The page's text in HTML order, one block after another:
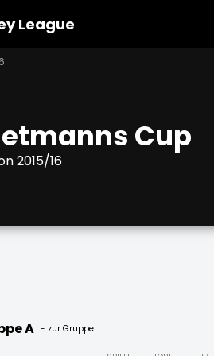
League
Cup
2015/16
A - zur Gruppe